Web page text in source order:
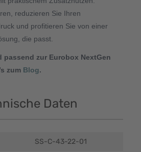
reduzieren Sie Ihren
und profitieren Sie von einer
die passt.
passend zur Eurobox NextGen
zum Blog.
Daten
SS-C-43-22-01